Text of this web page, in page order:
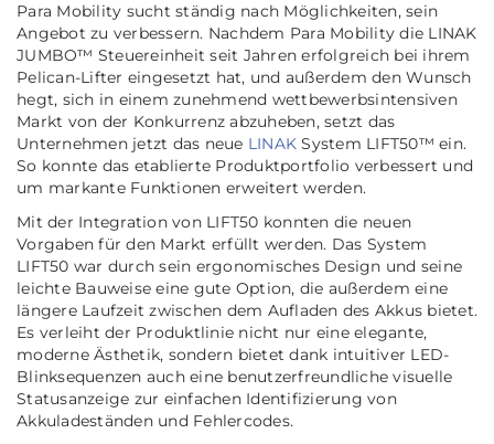
Para Mobility sucht ständig nach Möglichkeiten, sein
Angebot zu verbessern. Nachdem Para Mobility die LINAK
JUMBO™ Steuereinheit seit Jahren erfolgreich bei ihrem
Pelican-Lifter eingesetzt hat, und außerdem den Wunsch
hegt, sich in einem zunehmend wettbewerbsintensiven
Markt von der Konkurrenz abzuheben, setzt das
Unternehmen jetzt das neue LINAK System LIFT50™ ein.
So konnte das etablierte Produktportfolio verbessert und
um markante Funktionen erweitert werden.
Mit der Integration von LIFT50 konnten die neuen
Vorgaben für den Markt erfüllt werden. Das System
LIFT50 war durch sein ergonomisches Design und seine
leichte Bauweise eine gute Option, die außerdem eine
längere Laufzeit zwischen dem Aufladen des Akkus bietet.
Es verleiht der Produktlinie nicht nur eine elegante,
moderne Ästhetik, sondern bietet dank intuitiver LED-
Blinksequenzen auch eine benutzerfreundliche visuelle
Statusanzeige zur einfachen Identifizierung von
Akkuladeständen und Fehlercodes.